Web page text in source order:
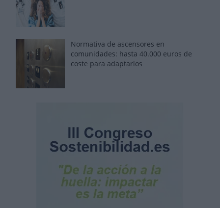
Normativa de ascensores en
comunidades: hasta 40.000 euros de
coste para adaptarlos